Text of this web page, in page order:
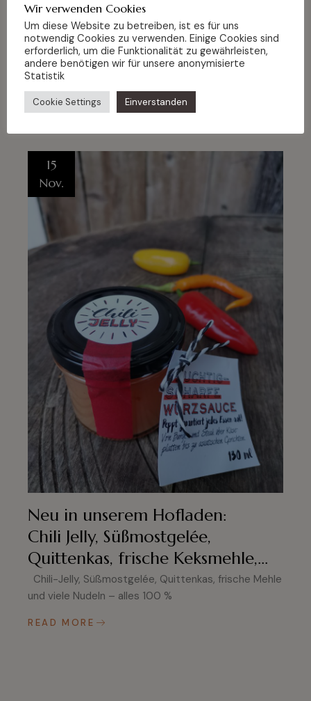
Fruchtiges im Hofladen
Wir haben wieder mal für euch unsere Schätze
haltbar gemacht und nun gibt es neu ab heute (und
so
READ MORE
15
Nov.
Neu in unserem Hofladen:
Chili Jelly, Süßmostgelée,
Quittenkas, frische Keksmehle,…
Chili-Jelly, Süßmostgelée, Quittenkas, frische Mehle
und viele Nudeln – alles 100 %
READ MORE
Wir verwenden Cookies
Um diese Website zu betreiben, ist es für uns
notwendig Cookies zu verwenden. Einige Cookies sind
erforderlich, um die Funktionalität zu gewährleisten,
andere benötigen wir für unsere anonymisierte
Statistik
Cookie Settings Einverstanden